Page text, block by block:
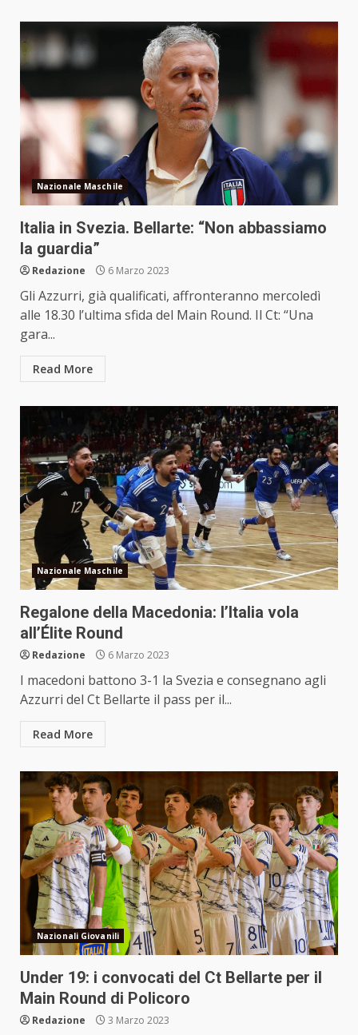
Nazionale Maschile
Italia in Svezia. Bellarte: “Non abbassiamo
la guardia”
Redazione 6 Marzo 2023
Gli Azzurri, già qualificati, affronteranno mercoledì
alle 18.30 l’ultima sfida del Main Round. Il Ct: “Una
gara...
Read More
Nazionale Maschile
Regalone della Macedonia: l’Italia vola
all’Élite Round
Redazione 6 Marzo 2023
I macedoni battono 3-1 la Svezia e consegnano agli
Azzurri del Ct Bellarte il pass per il...
Read More
Nazionali Giovanili
Under 19: i convocati del Ct Bellarte per il
Main Round di Policoro
Redazione 3 Marzo 2023